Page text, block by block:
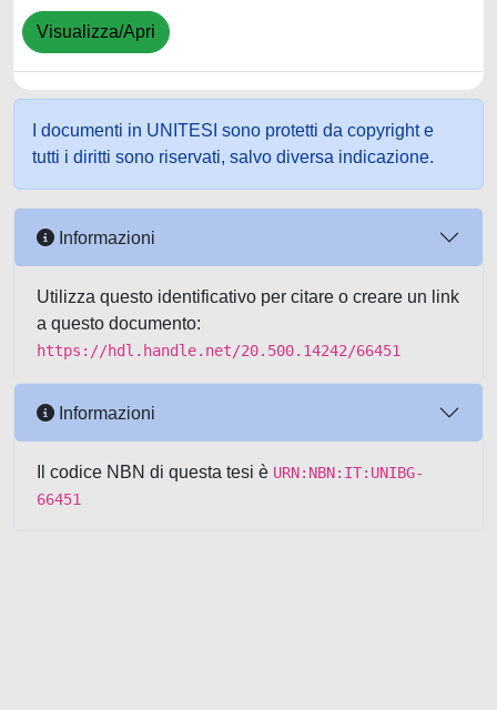
Visualizza/Apri
I documenti in UNITESI sono protetti da copyright e
tutti i diritti sono riservati, salvo diversa indicazione.
Informazioni
Utilizza questo identificativo per citare o creare un link
a questo documento:
https://hdl.handle.net/20.500.14242/66451
Informazioni
Il codice NBN di questa tesi è URN:NBN:IT:UNIBG-
66451